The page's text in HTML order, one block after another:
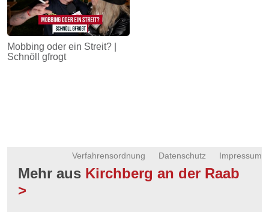
Mobbing oder ein Streit? |
Schnöll gfrogt
Impressum
Datenschutz
Verfahrensordnung
Mehr aus Kirchberg an der Raab
>